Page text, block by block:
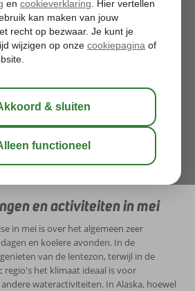
voor een cruise in
breed scala aan bestemmingen die zowel
zijn. Voor een Europese ervaring is een
Zee een uitstekende keuze, waarbij je
Griekenland in hun volle lentepracht kunt
naar iets exotischer, overweeg dan
eilanden of de Zuid-Pacific, waar je
temperaturen en prachtige stranden. Voor
naar Alaska in mei ook een geweldige
ontwaakt en het wildleven actiever
en activiteiten in mei
in mei is over het algemeen zeer
en koelere avonden. In de
van de lentezon, terwijl in de
regio's het klimaat ideaal is voor
wateractiviteiten. In Alaska, hoewel